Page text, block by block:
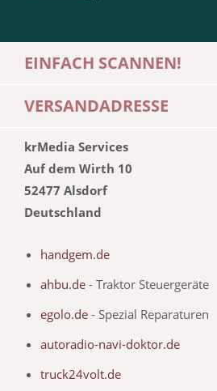
EINFACH SCANNEN!
VERSANDADRESSE
krMedia Services
Auf dem Wirth 10
52477 Alsdorf
Deutschland
handgem.de
ahbu.de - Traktor Steuergeräte
egolo.de - Spezial Reparaturen
autoradio-navi-doktor.de
truck24volt.de